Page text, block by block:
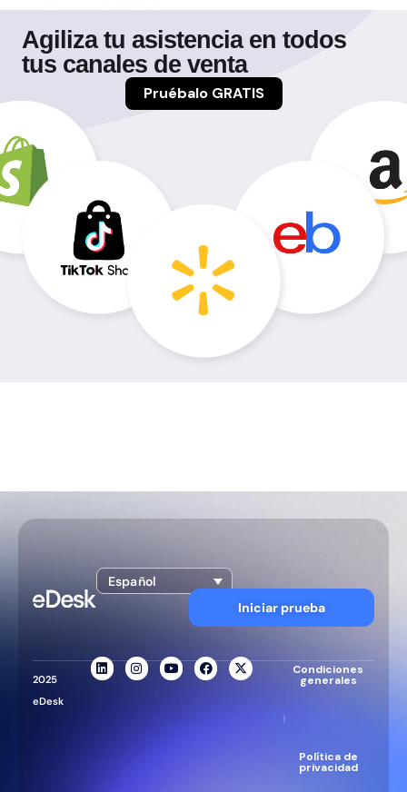
Agiliza tu asistencia en todos
tus canales de venta
Pruébalo GRATIS
Español
Iniciar prueba
2025
eDesk
Condiciones
generales
|
Política de
privacidad